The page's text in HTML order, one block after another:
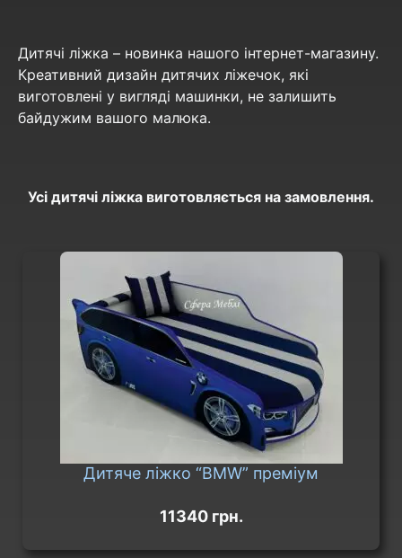
Дитячі ліжка – новинка нашого інтернет-магазину.
Креативний дизайн дитячих ліжечок, які
виготовлені у вигляді машинки, не залишить
байдужим вашого малюка.
Усі дитячі ліжка виготовляється на замовлення.​
Дитяче ліжко “BMW” преміум
11340 грн.